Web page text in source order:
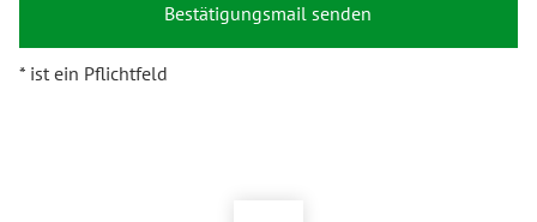
* ist ein Pflichtfeld
Bestätigungsmail senden